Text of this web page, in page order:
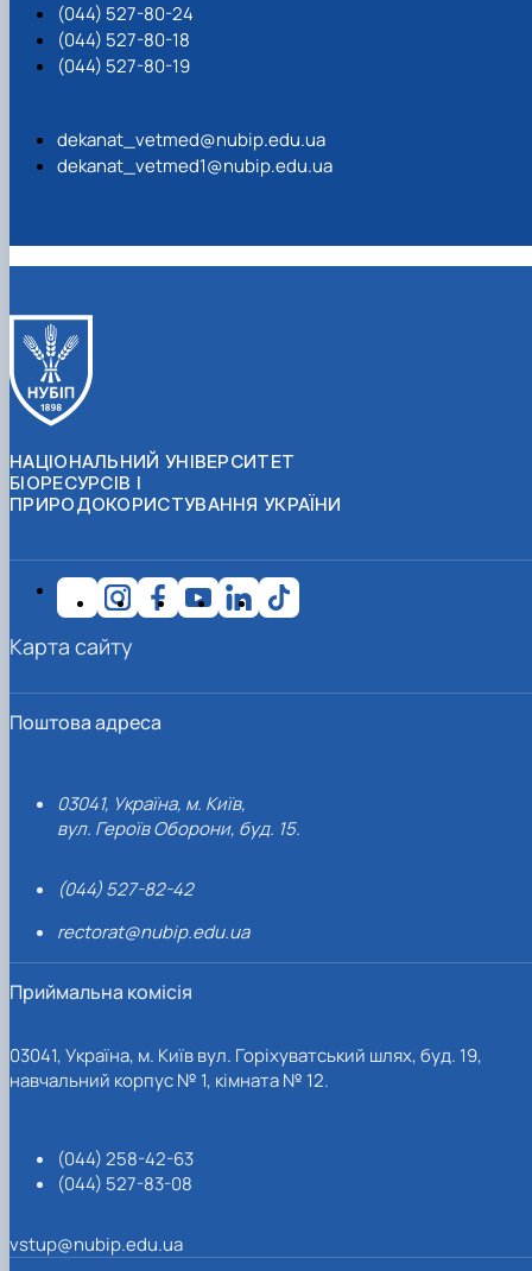
(044) 527-80-24
(044) 527-80-18
(044) 527-80-19
dekanat_vetmed@nubip.edu.ua
dekanat_vetmed1@nubip.edu.ua
НАЦІОНАЛЬНИЙ УНІВЕРСИТЕТ
БІОРЕСУРСІВ І
ПРИРОДОКОРИСТУВАННЯ УКРАЇНИ
Поштова адреса
03041, Україна, м. Київ,
вул. Героїв Оборони, буд. 15.
(044) 527-82-42
rectorat@nubip.edu.ua
Приймальна комісія
03041, Україна, м. Київ вул. Горіхуватський шлях, буд. 19,
навчальний корпус № 1, кімната № 12.
(044) 258-42-63
(044) 527-83-08
vstup@nubip.edu.ua
Карта сайту